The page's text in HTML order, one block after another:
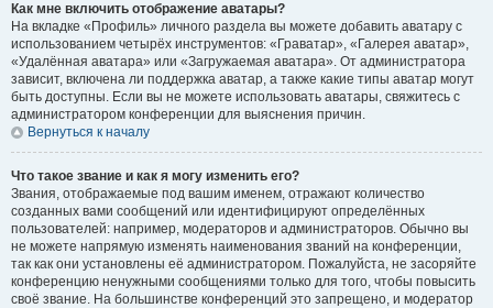
Как мне включить отображение аватары?
На вкладке «Профиль» личного раздела вы можете добавить аватару с
использованием четырёх инструментов: «Граватар», «Галерея аватар»,
«Удалённая аватара» или «Загружаемая аватара». От администратора
зависит, включена ли поддержка аватар, а также какие типы аватар могут
быть доступны. Если вы не можете использовать аватары, свяжитесь с
администратором конференции для выяснения причин.
Вернуться к началу
Что такое звание и как я могу изменить его?
Звания, отображаемые под вашим именем, отражают количество
созданных вами сообщений или идентифицируют определённых
пользователей: например, модераторов и администраторов. Обычно вы
не можете напрямую изменять наименования званий на конференции,
так как они установлены её администратором. Пожалуйста, не засоряйте
конференцию ненужными сообщениями только для того, чтобы повысить
своё звание. На большинстве конференций это запрещено, и модератор